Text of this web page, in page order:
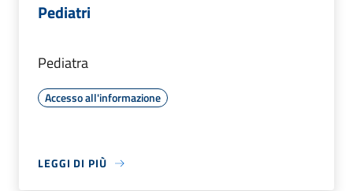
Pediatri
Pediatra
Accesso all'informazione
LEGGI DI PIÙ